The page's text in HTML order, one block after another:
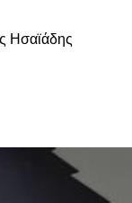
Ησαϊάδης